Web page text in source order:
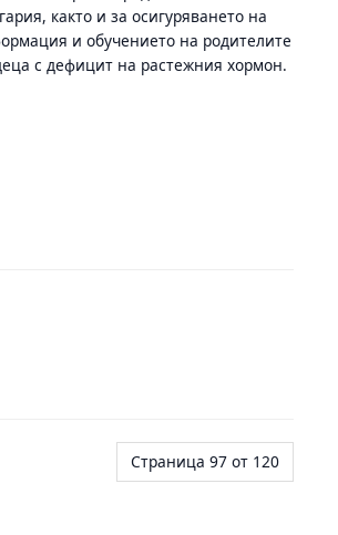
както и за осигуряването на
и обучението на родителите
с дефицит на растежния хормон.
Страница 97 от 120